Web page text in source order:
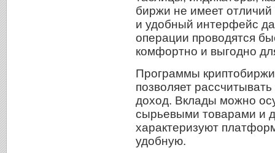
биржи не имеет
и удобный интерфейс
операции проводятся
комфортно и выгодно
Программы
позволяет
доход. Вклады можно
сырьевыми товарами и
характеризуют
удобную.